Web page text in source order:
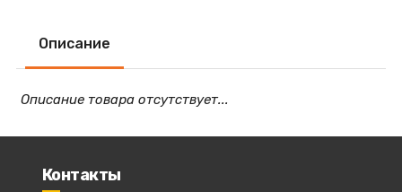
Описание
Описание товара отсутствует...
Контакты